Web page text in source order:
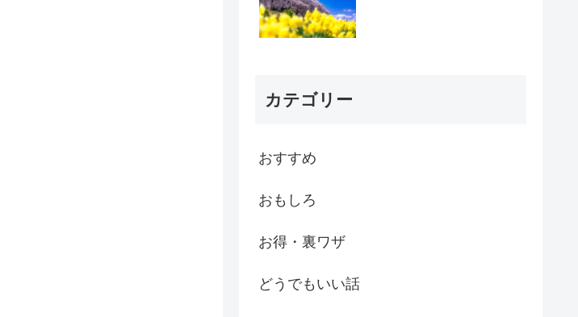
カテゴリー
おすすめ
おもしろ
お得・裏ワザ
どうでもいい話